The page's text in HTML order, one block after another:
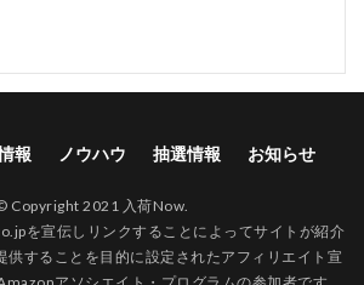
報 ノウハウ 抽選情報 お知らせ
Copyright 2021 入荷Now.
を宣伝しリンクすることによってサイトが紹介
供することを目的に設定されたアフィリエイト宣
アソシエイト・プログラムの参加者です。